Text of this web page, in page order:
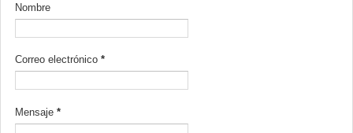
Nombre
Correo electrónico *
Mensaje *